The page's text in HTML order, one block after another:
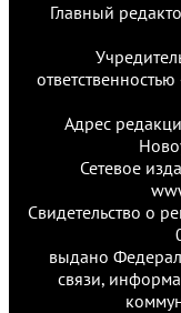
Главный
Адрес
Сетевое
Свидетельство о
выдано
связи,